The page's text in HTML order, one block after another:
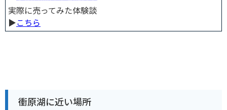
実際に売ってみた体験談
▶︎こちら
衝原湖に近い場所